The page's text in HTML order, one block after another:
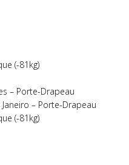
(-81kg)
– Porte-Drapeau
– Porte-Drapeau
(-81kg)